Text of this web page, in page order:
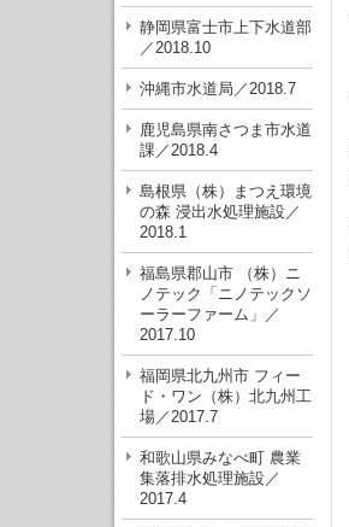
静岡県富士市上下水道部
／2018.10
沖縄市水道局／2018.7
鹿児島県南さつま市水道
課／2018.4
島根県（株）まつえ環境
の森 浸出水処理施設／
2018.1
福島県郡山市 （株）ニ
ノテック「ニノテックソ
ーラーファーム」／
2017.10
福岡県北九州市 フィー
ド・ワン（株）北九州工
場／2017.7
和歌山県みなべ町 農業
集落排水処理施設／
2017.4